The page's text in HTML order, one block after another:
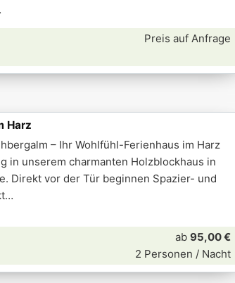
Preis auf Anfrage
Harz
– Ihr Wohlfühl-Ferienhaus im Harz
in unserem charmanten Holzblockhaus in
Direkt vor der Tür beginnen Spazier- und
ab 95,00 €
2 Personen / Nacht